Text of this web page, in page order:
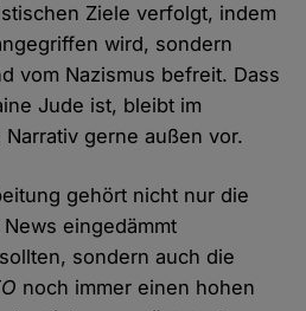
Ziele verfolgt, indem
wird, sondern
vom Nazismus befreit. Dass
Jude ist, bleibt im
gerne außen vor.
gehört nicht nur die
eingedämmt
sondern auch die
noch immer einen hohen